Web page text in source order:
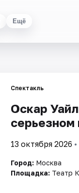
Ещё
Спектакль
Оскар
серьезном
13 октября 2026
Город: Москва
Площадка: Театр